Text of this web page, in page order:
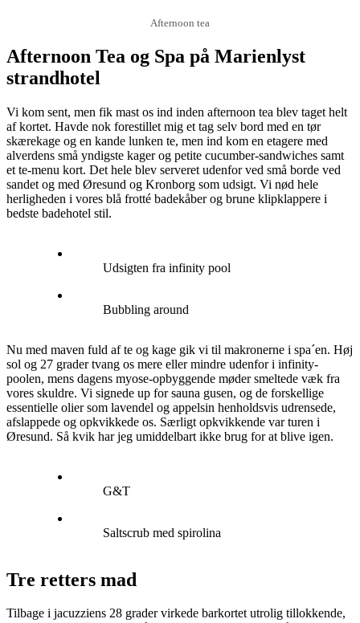
Afternoon tea
Afternoon Tea og Spa på Marienlyst
strandhotel
Vi kom sent, men fik mast os ind inden afternoon tea blev taget helt
af kortet. Havde nok forestillet mig et tag selv bord med en tør
skærekage og en kande lunken te, men ind kom en etagere med
alverdens små yndigste kager og petite cucumber-sandwiches samt
et te-menu kort. Det hele blev serveret udenfor ved små borde ved
sandet og med Øresund og Kronborg som udsigt. Vi nød hele
herligheden i vores blå frotté badekåber og brune klipklappere i
bedste badehotel stil.
Udsigten fra infinity pool
Bubbling around
Nu med maven fuld af te og kage gik vi til makronerne i spa´en. Høj
sol og 27 grader tvang os mere eller mindre udenfor i infinity-
poolen, mens dagens myose-opbyggende møder smeltede væk fra
vores skuldre. Vi signede up for sauna gusen, og de forskellige
essentielle olier som lavendel og appelsin henholdsvis udrensede,
afslappede og opkvikkede os. Særligt opkvikkende var turen i
Øresund. Så kvik har jeg umiddelbart ikke brug for at blive igen.
G&T
Saltscrub med spirolina
Tre retters mad
Tilbage i jacuzziens 28 grader virkede barkortet utrolig tillokkende,